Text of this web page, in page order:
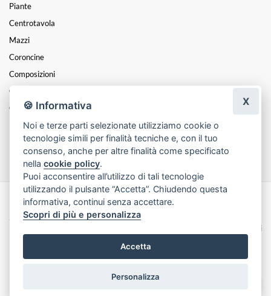
Piante
Centrotavola
Mazzi
Coroncine
Composizioni
Cesti
Cuori
Funebre
Festa Della Donna
Made with byInfoser.it- Realizzazione Siti ecommerce per Fioristi
2026
Termini e Condizioni
🍪 Informativa
Noi e terze parti selezionate utilizziamo cookie o
tecnologie simili per finalità tecniche e, con il tuo
consenso, anche per altre finalità come specificato
nellacookie policy.
Puoi acconsentire all’utilizzo di tali tecnologie
utilizzando il pulsante “Accetta”. Chiudendo questa
informativa, continui senza accettare.
Scopri di più e personalizza
Accetta
Personalizza
X